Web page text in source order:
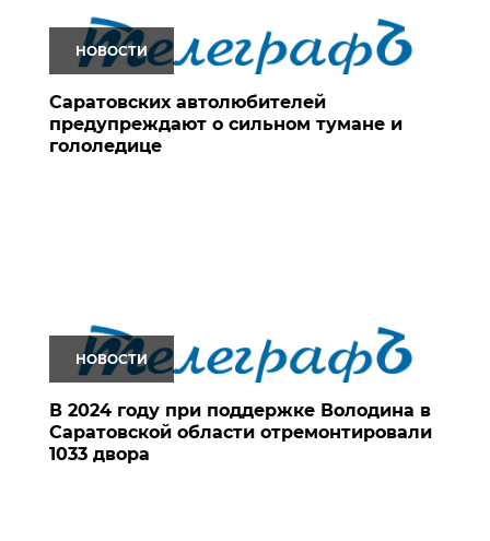
НОВОСТИ
Саратовских автолюбителей
предупреждают о сильном тумане и
гололедице
НОВОСТИ
В 2024 году при поддержке Володина в
Саратовской области отремонтировали
1033 двора